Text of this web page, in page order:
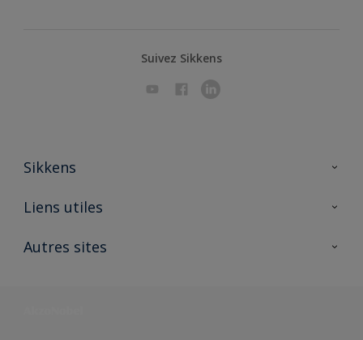
Suivez Sikkens
Sikkens
A propos de Sikkens
Liens utiles
Ouvrir un magasin PASS
Autres sites